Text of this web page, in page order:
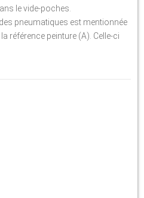
le vide-poches.
pneumatiques est mentionnée
référence peinture (A). Celle-ci